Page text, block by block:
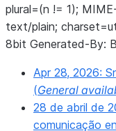
plural=(n != 1);
text/plain;
8bit Generated-By:
Apr 28, 2026:
(General
28 de abril de
comunicação